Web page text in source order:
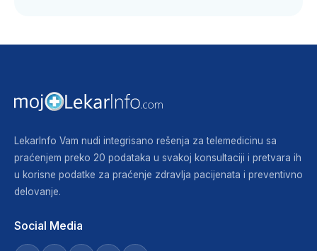
LekarInfo Vam nudi integrisano rešenja za telemedicinu sa
praćenjem preko 20 podataka u svakoj konsultaciji i pretvara ih
u korisne podatke za praćenje zdravlja pacijenata i preventivno
delovanje.
Social Media